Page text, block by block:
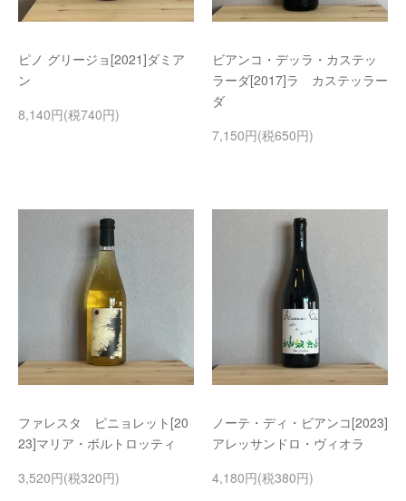
ピノ グリージョ[2021]ダミア
ン
8,140円(税740円)
ビアンコ・デッラ・カステッ
ラーダ[2017]ラ カステッラー
ダ
7,150円(税650円)
ファレスタ ピニョレット[20
23]マリア・ボルトロッティ
3,520円(税320円)
ノーテ・ディ・ビアンコ[2023]
アレッサンドロ・ヴィオラ
4,180円(税380円)